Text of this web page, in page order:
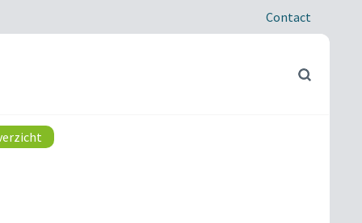
Contact